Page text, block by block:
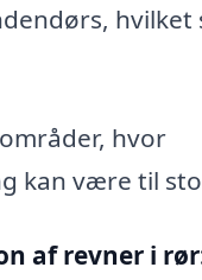
hvilket
hvor
kan være til
af revner i